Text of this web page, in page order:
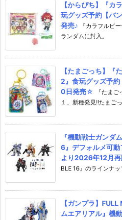
【からぴち】『カ
玩グッズ予約【バ
発売♪
『カラフルピ
ランダムに封入。
【たまごっち】『
2』食玩グッズ予
0日発売☆
『たま
１、新種発見!!たまご
『機動戦士ガンダ
6』デフォルメ可動
より2026年12月再
BLE 16』のラインナ
【ガンプラ】
ムエアリアル』機